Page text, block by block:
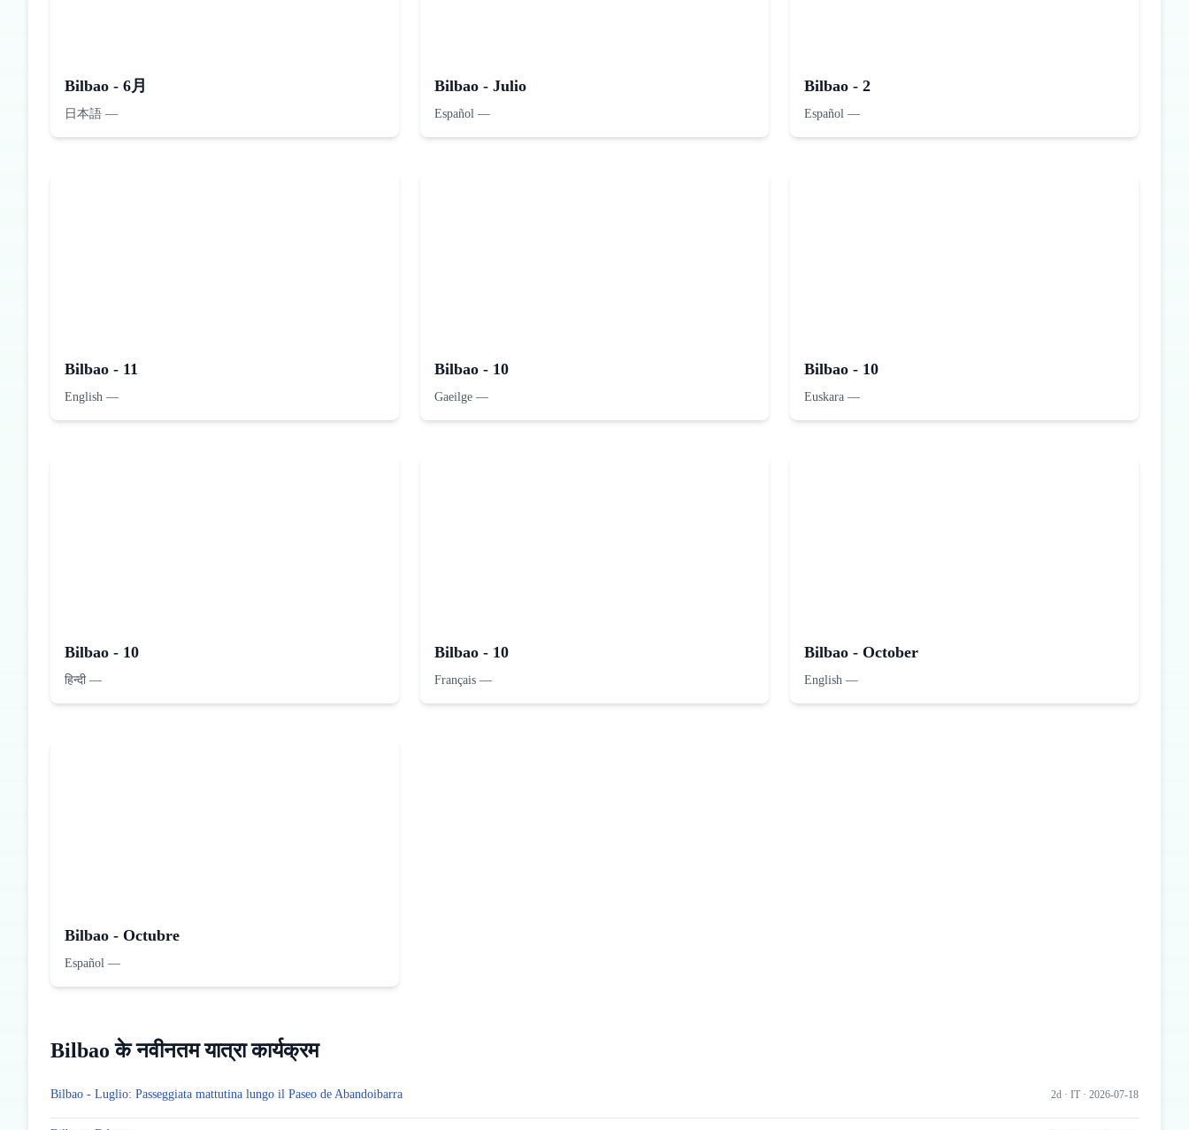
Bilbao - 6月
日本語 —
Bilbao - Julio
Español —
Bilbao - 2
Español —
Bilbao - 11
English —
Bilbao - 10
Gaeilge —
Bilbao - 10
Euskara —
Bilbao - 10
हिन्दी—
Bilbao - 10
Français —
Bilbao - October
English —
Bilbao - Octubre
Español —
Bilbao के नवीनतम यात्रा कार्यक्रम
Bilbao - Luglio: Passeggiata mattutina lungo il Paseo de Abandoibarra 2d · IT · 2026-07-18